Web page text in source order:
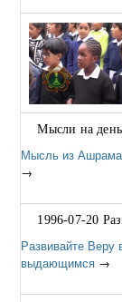
Мысли на
Мысль из
→
1996-07-20
Развивайте
выдающимся →